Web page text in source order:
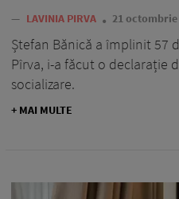
— LAVINIA PIRVA 21 octombrie
Ștefan Bănică a împlinit 57
Pîrva, i-a făcut o declarație
socializare.
+ MAI MULTE